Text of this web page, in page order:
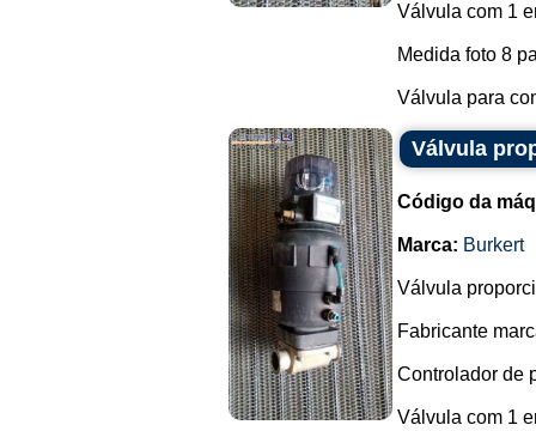
Válvula com 1
Medida foto 8
Válvula para
Válvula
Código da
Marca: Burkert
Válvula
Fabricante
Controlador de
Válvula com 1